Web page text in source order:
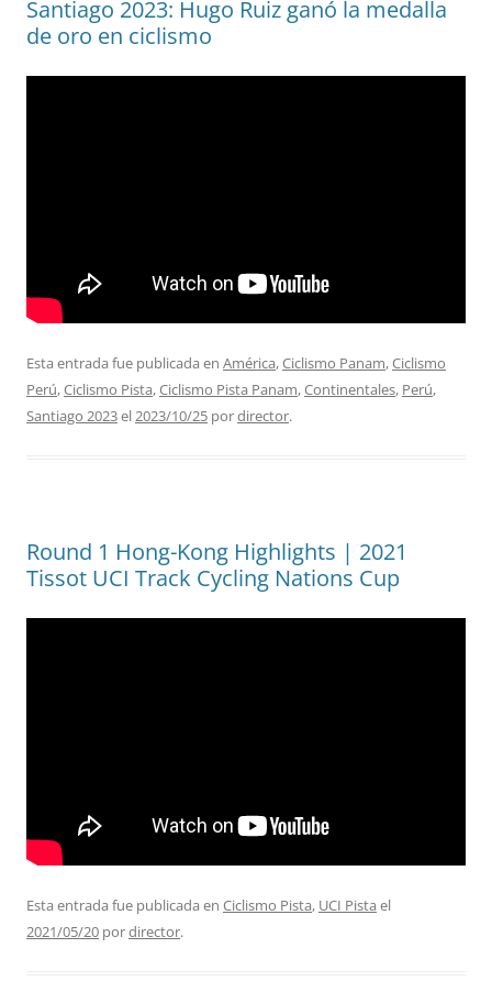
Santiago 2023: Hugo Ruiz ganó la medalla
de oro en ciclismo
Esta entrada fue publicada en América,Ciclismo Panam,Ciclismo
Perú,Ciclismo Pista,Ciclismo Pista Panam,Continentales, Perú,
Santiago 2023el2023/10/25 pordirector.
Round 1 Hong-Kong Highlights | 2021
Tissot UCI Track Cycling Nations Cup
Esta entrada fue publicada en Ciclismo Pista, UCI Pista el
2021/05/20 pordirector.